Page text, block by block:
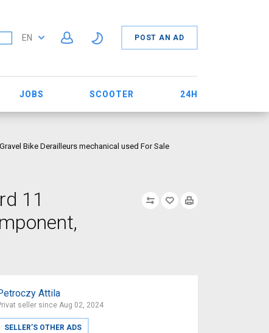
EN POST AN AD
JOBS SCOOTER 24H
Bike Derailleurs mechanical used For Sale
11
Attila
seller since Aug 02, 2024
SELLER’S OTHER ADS